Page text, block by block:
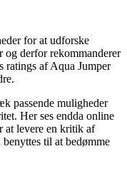
for at udforske
og derfor rekommanderer
ratings af Aqua Jumper
passende muligheder
Her ses endda online
at levere en kritik af
til at bedømme